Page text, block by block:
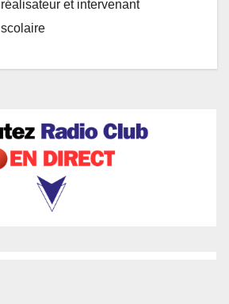
réalisateur et intervenant
scolaire